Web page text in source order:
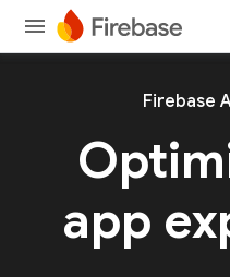
Firebase
app